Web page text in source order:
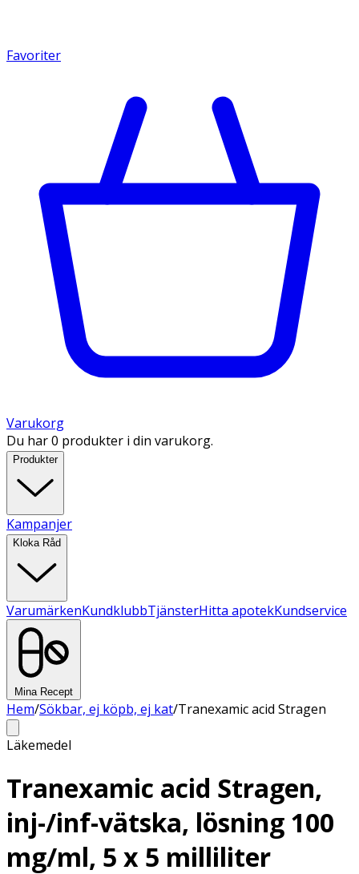
Favoriter
Varukorg
Du har 0 produkter i din varukorg.
Produkter
Kampanjer
Kloka Råd
VarumärkenKundklubbTjänsterHitta apotekKundservice
Mina Recept
Hem/Sökbar, ej köpb, ej kat/Tranexamic acid Stragen
Läkemedel
Tranexamic acid Stragen,
inj-/inf-vätska, lösning 100
mg/ml, 5 x 5 milliliter